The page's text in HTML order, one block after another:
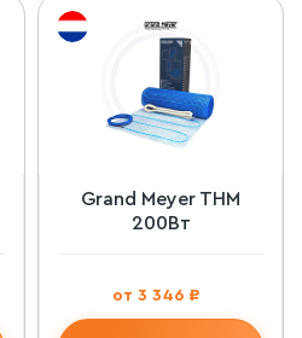
Grand Meyer THM
200Вт
от 3 346 ₽